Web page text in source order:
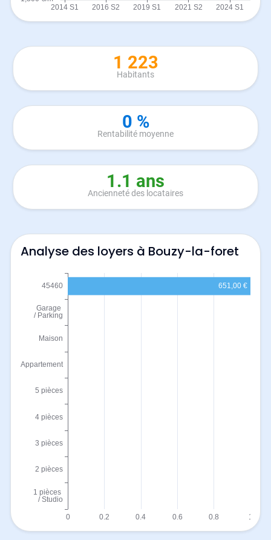
1 223
Habitants
0 %
Rentabilité moyenne
1.1 ans
Ancienneté des locataires
Analyse des loyers à Bouzy-la-foret